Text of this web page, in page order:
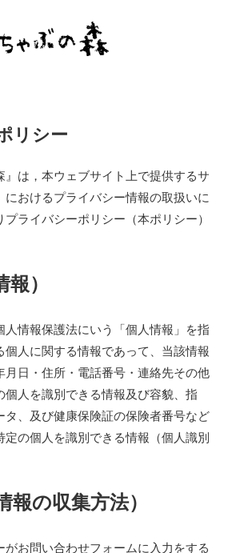
リシー
』は，本ウェブサイト上で提供するサ
におけるプライバシー情報の取扱いに
ライバシーポリシー（本ポリシー）
）
人情報保護法にいう「個人情報」を指
個人に関する情報であって、当該情報
月日・住所・電話番号・連絡先その他
個人を識別できる情報及び容貌、指
タ、及び健康保険証の保険者番号など
定の個人を識別できる情報（個人識別
報の収集方法）
がお問い合わせフォームに入力をする